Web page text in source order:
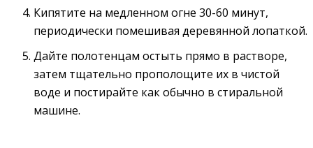
Кипятите на медленном огне 30-60 минут,
периодически помешивая деревянной лопаткой.
Дайте полотенцам остыть прямо в растворе,
затем тщательно прополощите их в чистой
воде и постирайте как обычно в стиральной
машине.